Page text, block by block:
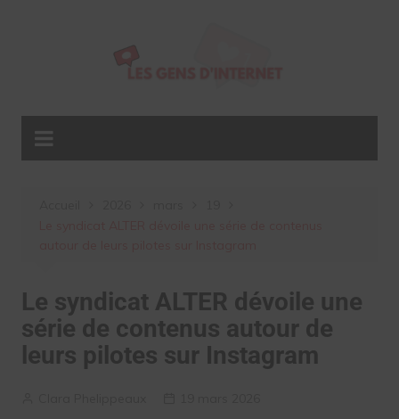
Le syndicat ALTER dévoile une
série de contenus autour de
leurs pilotes sur Instagram